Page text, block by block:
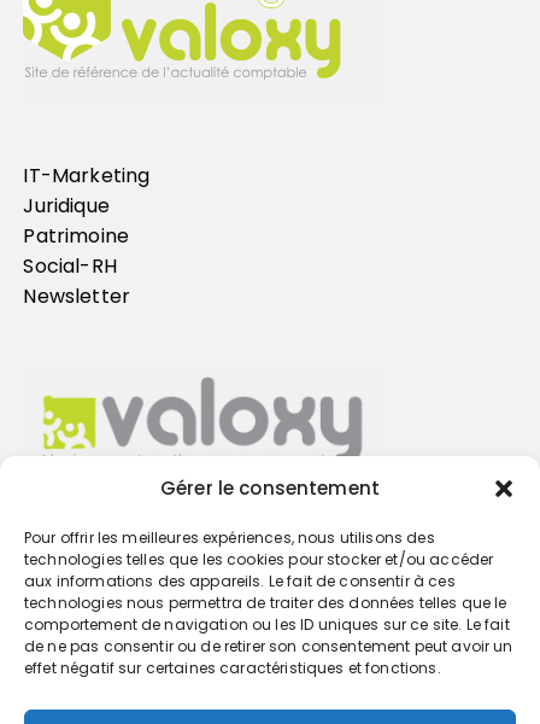
Gérer le consentement
Pour offrir les meilleures expériences, nous utilisons des
technologies telles que les cookies pour stocker et/ou accéder
aux informations des appareils. Le fait de consentir à ces
technologies nous permettra de traiter des données telles que le
comportement de navigation ou les ID uniques sur ce site. Le fait
de ne pas consentir ou de retirer son consentement peut avoir un
effet négatif sur certaines caractéristiques et fonctions.
IT-Marketing
Juridique
Patrimoine
Social-RH
Newsletter
Trouvez votre cabinet
GO